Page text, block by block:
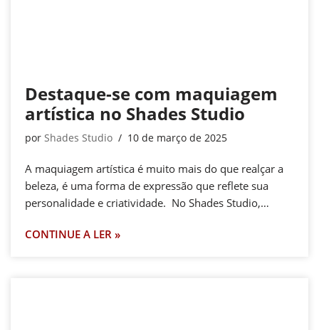
Destaque-se com maquiagem
artística no Shades Studio
por Shades Studio 10 de março de 2025
A maquiagem artística é muito mais do que realçar a
beleza, é uma forma de expressão que reflete sua
personalidade e criatividade. No Shades Studio,…
CONTINUE A LER »